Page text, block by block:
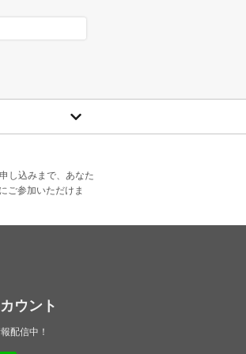
し込みまで、あなた
ご参加いただけま
ウント
配信中！